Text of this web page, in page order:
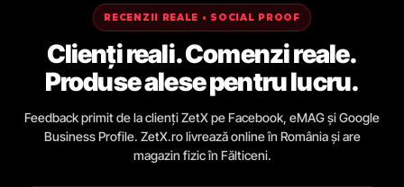
RECENZII REALE • SOCIAL PROOF
Clienți reali. Comenzi reale.
Produse alese pentru lucru.
Feedback primit de la clienți ZetX pe Facebook, eMAG și Google
Business Profile. ZetX.ro livrează online în România și are
magazin fizic în Fălticeni.